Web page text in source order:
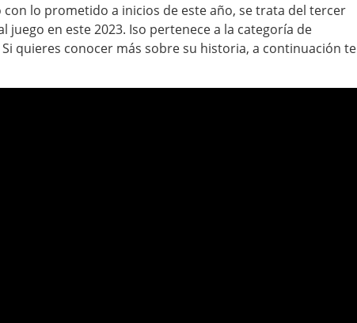
lo prometido a inicios de este año, se trata del tercer
juego en este 2023. Iso pertenece a la categoría de
quieres conocer más sobre su historia, a continuación te